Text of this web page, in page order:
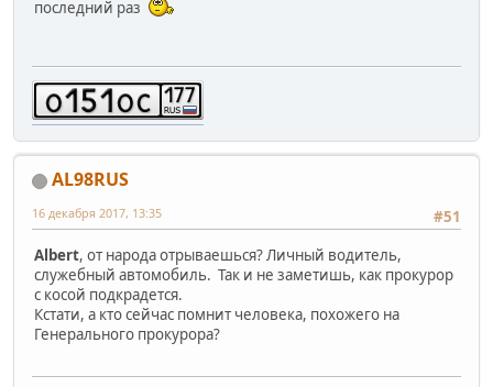
последний раз
AL98RUS
#51
16 декабря 2017, 13:35
Albert, от народа отрываешься? Личный водитель,
служебный автомобиль. Так и не заметишь, как прокурор
с косой подкрадется.
Кстати, а кто сейчас помнит человека, похожего на
Генерального прокурора?